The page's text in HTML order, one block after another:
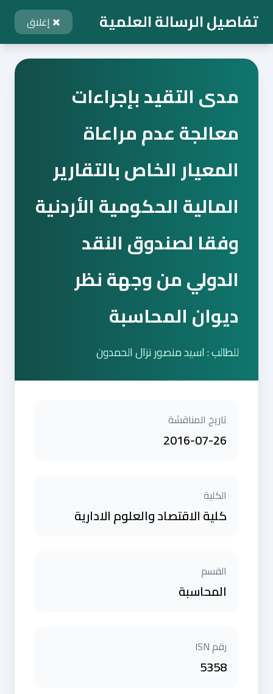
تفاصيل الرسالة العلمية
مدى التقيد بإجراءات
معالجة عدم مراعاة
المعيار الخاص بالتقارير
المالية الحكومية الأردنية
وفقا لصندوق النقد
الدولي من وجهة نظر
ديوان المحاسبة
للطالب : اسيد منصور نزال الحمدون
تاريخ المناقشة
2016-07-26
الكلية
كلية الاقتصاد والعلوم الادارية
القسم
المحاسبة
رقم ISN
5358